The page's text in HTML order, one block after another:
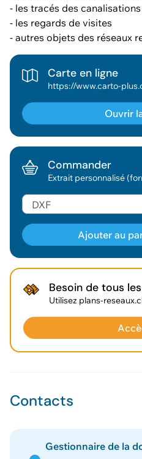
- les tracés des canalisations
- les regards de visites
- autres objets des réseaux
Contacts
Gestionnaire de la
Carte en ligne
https://www.carto-
Ouvrir
Commander
Extrait personnalisé
Ajouter au
Géodonnée ajoutée
Voir le
Besoin de tous
Utilisez plans-